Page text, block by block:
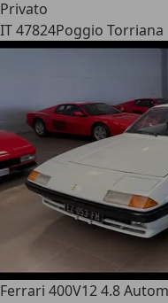
Privato
IT 47824Poggio Torriana
Ferrari 400V12 4.8